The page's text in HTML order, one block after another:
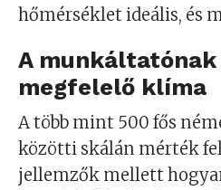
hőmérséklet ideális, és
A
megfelelő klíma
A több mint 500 fős
közötti skálán mérték
jellemzők mellett